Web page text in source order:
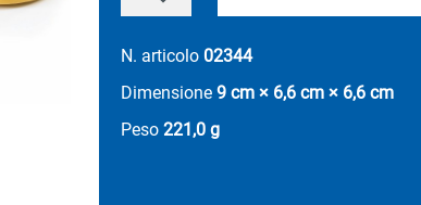
N. articolo 02344
Dimensione 9 cm × 6,6 cm × 6,6 cm
Peso 221,0 g